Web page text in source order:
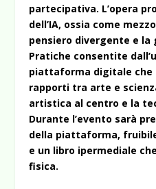
partecipativa. L’opera
dell’IA, ossia come
pensiero divergente e la
Pratiche consentite
piattaforma digitale
rapporti tra arte e
artistica al centro e la
Durante l’evento sarà
della piattaforma,
e un libro ipermediale
fisica.